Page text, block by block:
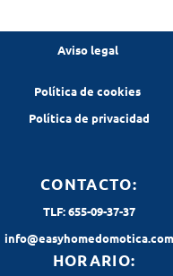
Aviso legal
Política de cookies
Política de privacidad
CONTACTO:
TLF: 655-09-37-37
info@easyhomedomotica.com
HORARIO: